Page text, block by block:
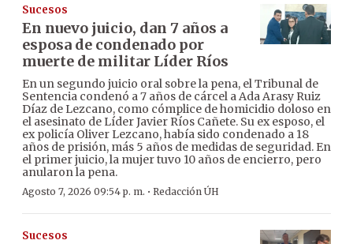
Sucesos
En nuevo juicio, dan 7 años a
esposa de condenado por
muerte de militar Líder Ríos
En un segundo juicio oral sobre la pena, el Tribunal de
Sentencia condenó a 7 años de cárcel a Ada Arasy Ruiz
Díaz de Lezcano, como cómplice de homicidio doloso en
el asesinato de Líder Javier Ríos Cañete. Su ex esposo, el
ex policía Oliver Lezcano, había sido condenado a 18
años de prisión, más 5 años de medidas de seguridad. En
el primer juicio, la mujer tuvo 10 años de encierro, pero
anularon la pena.
Agosto 7, 2026 09:54 p. m. · Redacción ÚH
Sucesos